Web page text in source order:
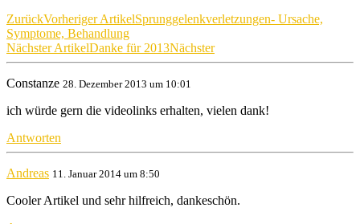
ZurückVorheriger ArtikelSprunggelenkverletzungen- Ursache,
Symptome, Behandlung
Nächster ArtikelDanke für 2013Nächster
Constanze 28. Dezember 2013 um 10:01
ich würde gern die videolinks erhalten, vielen dank!
Antworten
Andreas 11. Januar 2014 um 8:50
Cooler Artikel und sehr hilfreich, dankeschön.